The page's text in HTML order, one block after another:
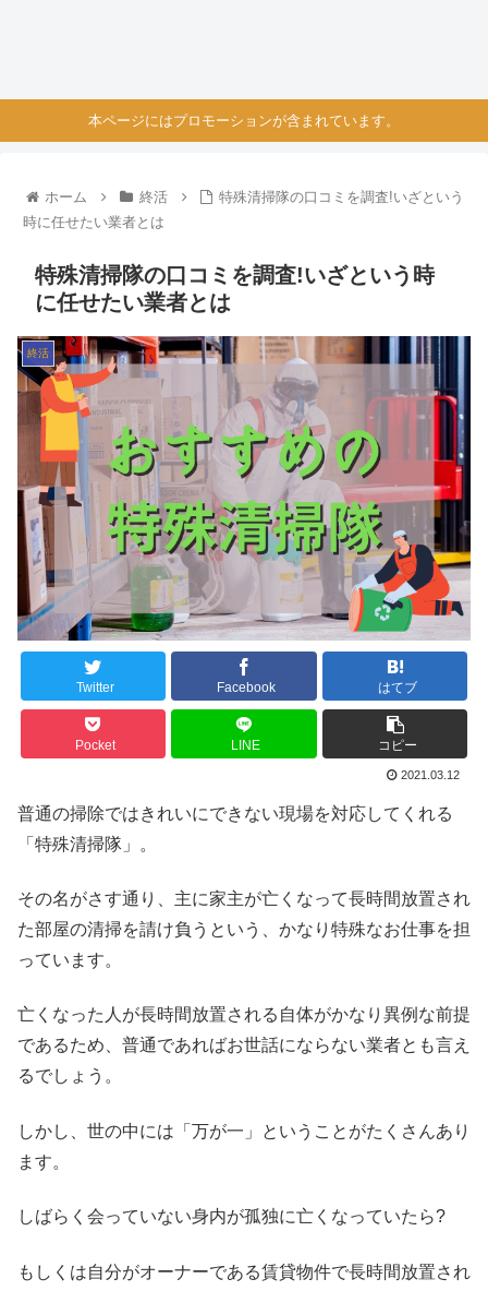
本ページにはプロモーションが含まれています。
ホーム 終活
特殊清掃隊の口コミを調査!いざという
時に任せたい業者とは
特殊清掃隊の口コミを調査!いざという時
に任せたい業者とは
終活
Twitter Facebook はてブ
Pocket LINE コピー
2021.03.12
普通の掃除ではきれいにできない現場を対応してくれる
「特殊清掃隊」。
その名がさす通り、主に家主が亡くなって長時間放置され
た部屋の清掃を請け負うという、かなり特殊なお仕事を担
っています。
亡くなった人が長時間放置される自体がかなり異例な前提
であるため、普通であればお世話にならない業者とも言え
るでしょう。
しかし、世の中には「万が一」ということがたくさんあり
ます。
しばらく会っていない身内が孤独に亡くなっていたら?
もしくは自分がオーナーである賃貸物件で長時間放置され